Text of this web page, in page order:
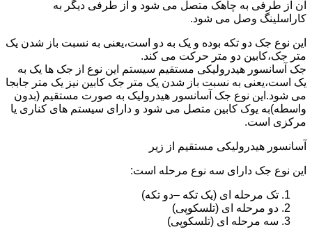
آن از طرفی به چاهک متصل می شود و از طرفی دیگر به
کاراسلینگ وصل می شود.
این نوع جک دو تکه بوده و یک به دو است،یعنی به نسبت باز شدن یک
متر جک،کابین دو متر حرکت می کند.
جک آسانسور هیدرولیکی مستقیم سیستم این نوع از جک ها یک به
یک است،یعنی به نسبت باز شدن یک متر جک کابین نیز یک متر جابجا
می شود.این نوع جک آسانسور هیدرولیک به صورت مستقیم (بدون
واسطه)به یوک کابین متصل می شود و دارای سیستم های کناری یا
مرکزی است.
آسانسور هیدرولیکی مستقیم از زیر
این نوع جک دارای سه نوع مرحله است:
تک مرحله ای (یک تکه –دو تکه)
دو مرحله ای (تلسکوپی)
سه مرحله ای (تلسکوپی)